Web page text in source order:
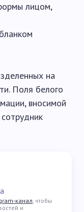
лицом,
на
Поля белого
вносимой
канал, чтобы
и